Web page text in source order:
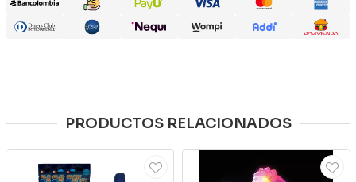
PRODUCTOS RELACIONADOS